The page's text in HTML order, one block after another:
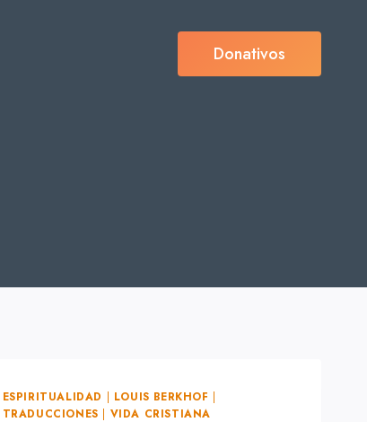
Donativos
ESPIRITUALIDAD | LOUIS BERKHOF |
TRADUCCIONES | VIDA CRISTIANA